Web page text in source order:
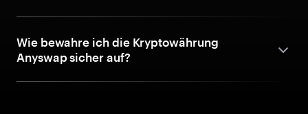
Wie bewahre ich die Kryptowährung
Anyswap sicher auf?